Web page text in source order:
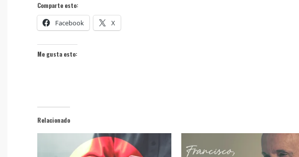
Comparte esto:
Facebook X
Me gusta esto:
Relacionado